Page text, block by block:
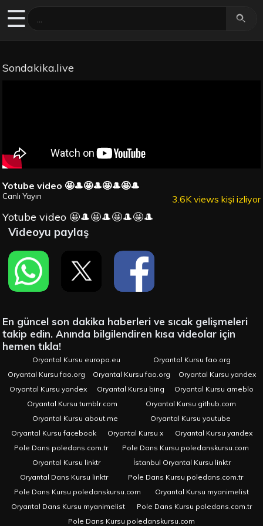
☰
Sondakika.live
Yotube video 🤩🎩🤩🎩🤩🎩🤩🎩
Canlı Yayın 3.6K views kişi izliyor
Yotube video 🤩🎩🤩🎩🤩🎩🤩🎩
Videoyu paylaş
En güncel son dakika haberleri ve sıcak gelişmeleri
takip edin. Anında bilgilendiren kısa videolar için
hemen tıkla!
Oryantal Kursu europa.eu
Oryantal Kursu fao.org
Oryantal Kursu fao.org
Oryantal Kursu fao.org
Oryantal Kursu yandex
Oryantal Kursu yandex
Oryantal Kursu bing
Oryantal Kursu ameblo
Oryantal Kursu tumblr.com
Oryantal Kursu github.com
Oryantal Kursu about.me
Oryantal Kursu youtube
Oryantal Kursu facebook
Oryantal Kursu x
Oryantal Kursu yandex
Pole Dans poledans.com.tr
Pole Dans Kursu poledanskursu.com
Oryantal Kursu linktr
İstanbul Oryantal Kursu linktr
Oryantal Dans Kursu linktr
Pole Dans Kursu poledans.com.tr
Pole Dans Kursu poledanskursu.com
Oryantal Kursu myanimelist
Oryantal Dans Kursu myanimelist
Pole Dans Kursu poledans.com.tr
Pole Dans Kursu poledanskursu.com